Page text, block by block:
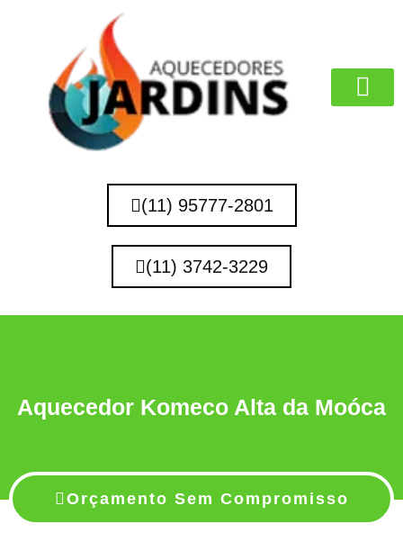
(11) 95777-2801
(11) 3742-3229
Aquecedor Komeco Alta da Moóca
Orçamento Sem Compromisso